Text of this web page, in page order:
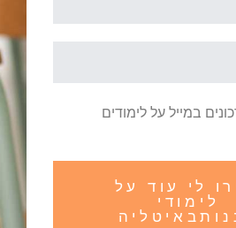
במייל על לימודים
לי עוד על
לימודי